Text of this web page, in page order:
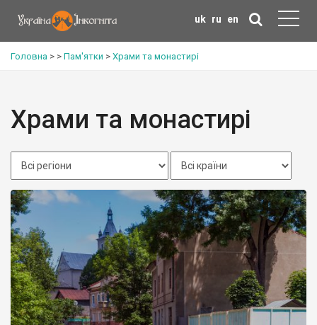
uk ru en
Головна > > Пам'ятки > Храми та монастирі
Храми та монастирі